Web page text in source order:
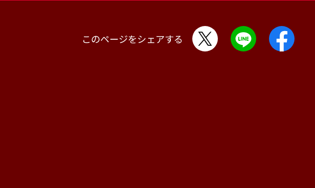
このページをシェアする